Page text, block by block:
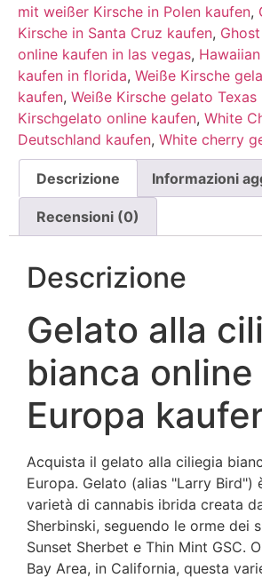
mit weißer Kirsche in Polen kaufen,
Kirsche in Santa Cruz kaufen,
online kaufen in las vegas,
kaufen in florida, Weiße Kirsche
kaufen, Weiße Kirsche gelato Texas
Kirschgelato online kaufen, White
Deutschland kaufen, White cherry
Descrizione Informazioni
Recensioni (0)
Descrizione
Gelato alla
bianca online
Europa
Acquista il gelato alla ciliegia
Europa. Gelato (alias "Larry Bird")
varietà di cannabis ibrida creata
Sherbinski, seguendo le orme dei
Sunset Sherbet e Thin Mint GSC.
Bay Area, in California, questa